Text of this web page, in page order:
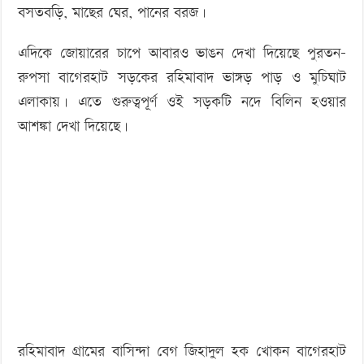
বসতবড়ি, মাছের ঘের, পানের বরজ।
এদিকে জোয়ারের চাপে আবারও ভাঙন দেখা দিয়েছে পুরতন-
রুপসা বাগেরহাট সড়কের রহিমাবাদ ভাঙ্গড় পাড় ও মুচিঘাট
এলাকায়। এতে গুরুত্বপূর্ণ ওই সড়কটি নদে বিলিন হওয়ার
আশঙ্কা দেখা দিয়েছে।
রহিমাবাদ গ্রামের বাসিন্দা বেগ জিহাদুল হক খোকন বাগেরহাট